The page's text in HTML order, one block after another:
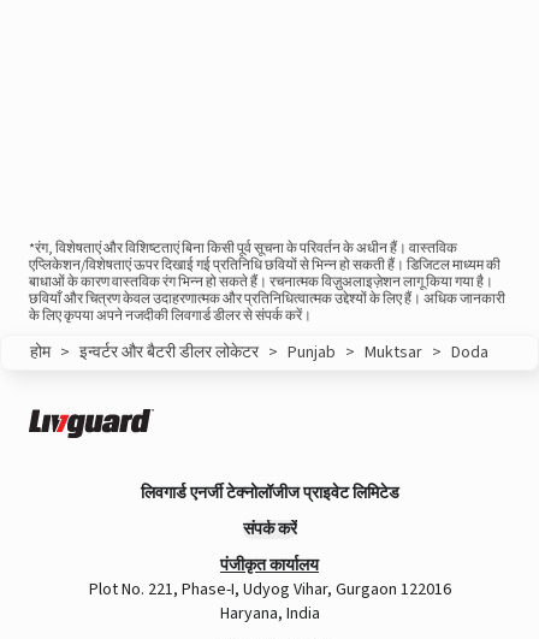
*रंग, विशेषताएं और विशिष्टताएं बिना किसी पूर्व सूचना के परिवर्तन के अधीन हैं। वास्तविक
एप्लिकेशन/विशेषताएं ऊपर दिखाई गई प्रतिनिधि छवियों से भिन्न हो सकती हैं। डिजिटल माध्यम की
बाधाओं के कारण वास्तविक रंग भिन्न हो सकते हैं। रचनात्मक विज़ुअलाइज़ेशन लागू किया गया है।
छवियाँ और चित्रण केवल उदाहरणात्मक और प्रतिनिधित्वात्मक उद्देश्यों के लिए हैं। अधिक जानकारी
के लिए कृपया अपने नजदीकी लिवगार्ड डीलर से संपर्क करें।
होम > इन्वर्टर और बैटरी डीलर लोकेटर > Punjab > Muktsar > Doda
लिवगार्ड एनर्जी टेक्नोलॉजीज प्राइवेट लिमिटेड
संपर्क करें
पंजीकृत कार्यालय
Plot No. 221, Phase-I, Udyog Vihar, Gurgaon 122016
Haryana, India